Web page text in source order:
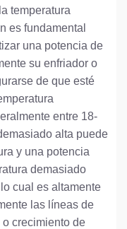
temperatura
es fundamental
una potencia de
su enfriador o
de que esté
entre 18-
alta puede
y una potencia
demasiado
cual es altamente
las líneas de
crecimiento de